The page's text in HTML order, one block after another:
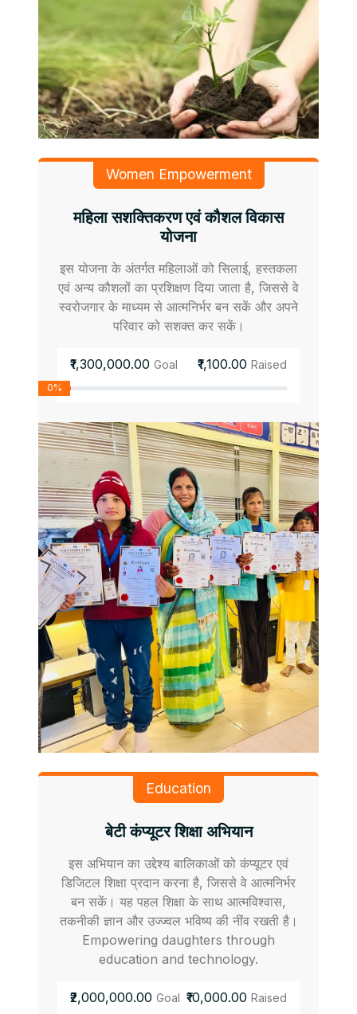
Women Empowerment
महिला सशक्तिकरण एवं कौशल विकास
योजना
इस योजना के अंतर्गत महिलाओं को सिलाई, हस्तकला
एवं अन्य कौशलों का प्रशिक्षण दिया जाता है, जिससे वे
स्वरोजगार के माध्यम से आत्मनिर्भर बन सकें और अपने
परिवार को सशक्त कर सकें।
₹1,300,000.00 Goal ₹1,100.00 Raised
0%
Education
बेटी कंप्यूटर शिक्षा अभियान
इस अभियान का उद्देश्य बालिकाओं को कंप्यूटर एवं
डिजिटल शिक्षा प्रदान करना है, जिससे वे आत्मनिर्भर
बन सकें। यह पहल शिक्षा के साथ आत्मविश्वास,
तकनीकी ज्ञान और उज्ज्वल भविष्य की नींव रखती है।
Empowering daughters through
education and technology.
₹2,000,000.00 Goal ₹10,000.00 Raised